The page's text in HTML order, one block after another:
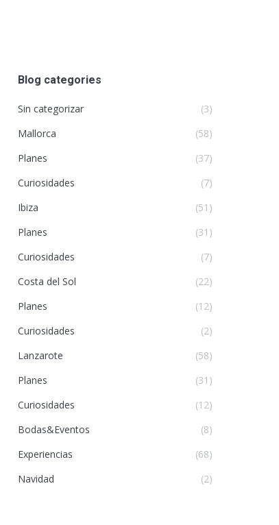
Blog categories
Sin categorizar
(3)
Mallorca
(58)
Planes
(37)
Curiosidades
(7)
Ibiza
(51)
Planes
(31)
Curiosidades
(7)
Costa del Sol
(22)
Planes
(12)
Curiosidades
(2)
Lanzarote
(58)
Planes
(31)
Curiosidades
(12)
Bodas&Eventos
(8)
Experiencias
(68)
Navidad
(2)